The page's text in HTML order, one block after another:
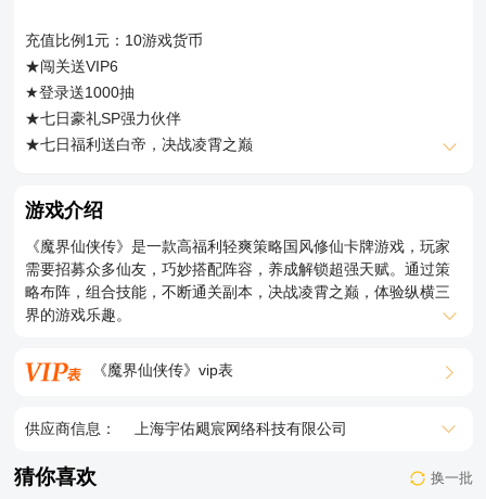
充值比例1元：10游戏货币
★闯关送VIP6
★登录送1000抽
★七日豪礼SP强力伙伴
★七日福利送白帝，决战凌霄之巅
游戏介绍
《魔界仙侠传》是一款高福利轻爽策略国风修仙卡牌游戏，玩家
需要招募众多仙友，巧妙搭配阵容，养成解锁超强天赋。通过策
略布阵，组合技能，不断通关副本，决战凌霄之巅，体验纵横三
界的游戏乐趣。
《魔界仙侠传》vip表
供应商信息： 上海宇佑飓宸网络科技有限公司
猜你喜欢 换一批